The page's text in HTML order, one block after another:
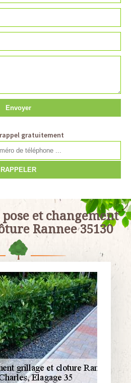
gratuitement
et changement
Rannee 35130